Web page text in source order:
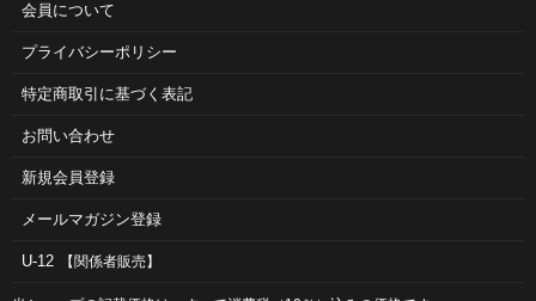
会員について
プライバシーポリシー
特定商取引に基づく表記
お問い合わせ
新規会員登録
メールマガジン登録
U-12 【関係者販売】